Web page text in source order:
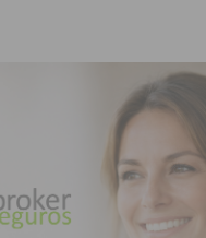
Eu li e concordo com os
condições